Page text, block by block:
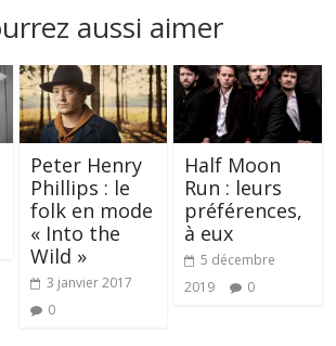
aussi aimer
Peter Henry
Phillips : le
folk en mode
« Into the
Wild »
3 janvier 2017
0
Half Moon
Run : leurs
préférences,
à eux
5 décembre
2019
0